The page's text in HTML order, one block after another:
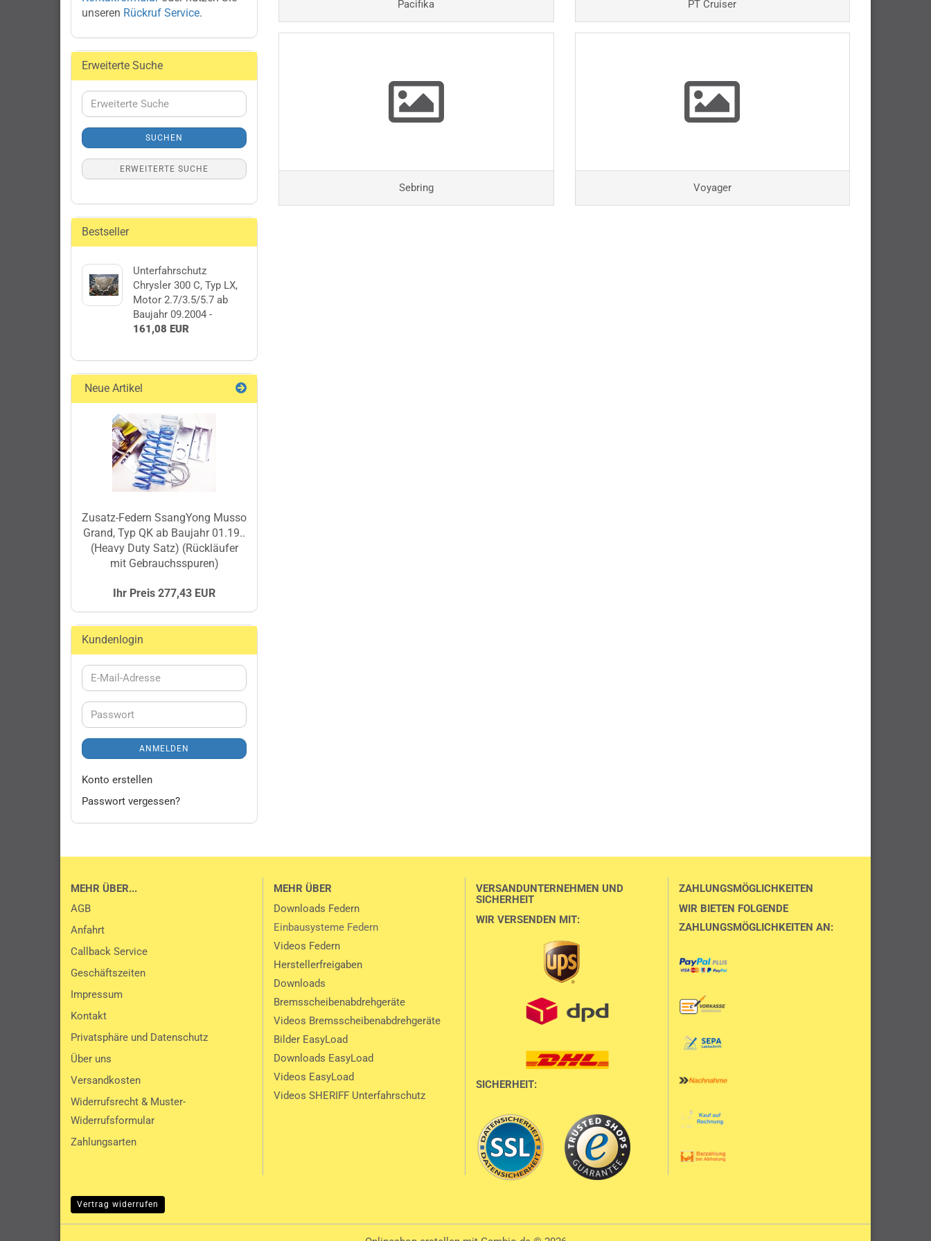
Pacifika PT Cruiser
Sebring Voyager
unseren Rückruf Service.
Erweiterte Suche
Erweiterte
Suche
SUCHEN
ERWEITERTE SUCHE
Bestseller
Unterfahrschutz
Chrysler 300 C, Typ LX,
Motor 2.7/3.5/5.7 ab
Baujahr 09.2004 -
161,08 EUR
Neue Artikel
Zusatz-Federn SsangYong Musso
Grand, Typ QK ab Baujahr 01.19..
(Heavy Duty Satz) (Rückläufer
mit Gebrauchsspuren)
Ihr Preis 277,43 EUR
Kundenlogin
E-
Mail-
Passwort
ANMELDEN
Konto erstellen
Passwort vergessen?
MEHR ÜBER...
AGB
Anfahrt
Callback Service
Geschäftszeiten
Impressum
Kontakt
Privatsphäre und Datenschutz
Über uns
Versandkosten
Widerrufsrecht & Muster-
Widerrufsformular
Zahlungsarten
MEHR ÜBER
Downloads Federn
Einbausysteme Federn
Videos Federn
Herstellerfreigaben
Downloads
Bremsscheibenabdrehgeräte
Videos Bremsscheibenabdrehgeräte
Bilder EasyLoad
Downloads EasyLoad
Videos EasyLoad
Videos SHERIFF Unterfahrschutz
VERSANDUNTERNEHMEN UND
SICHERHEIT
WIR VERSENDEN MIT:
SICHERHEIT:
ZAHLUNGSMÖGLICHKEITEN
WIR BIETEN FOLGENDE
ZAHLUNGSMÖGLICHKEITEN AN:
Vertrag widerrufen